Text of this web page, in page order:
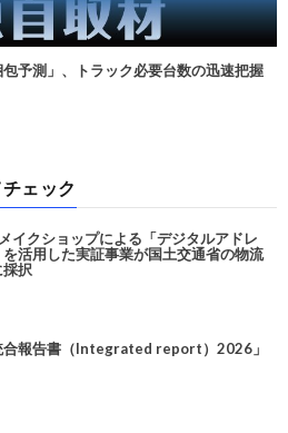
包予測」、トラック必要台数の迅速把握
チェック
イクショップによる「デジタルアドレ
活用した実証事業が国土交通省の物流
採択
合報告書（Integrated report）2026」